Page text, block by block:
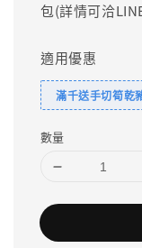
包(詳情可洽
適用優惠
滿千送手切筍乾
數量